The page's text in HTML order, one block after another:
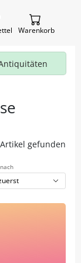
Warenkorb
gefunden